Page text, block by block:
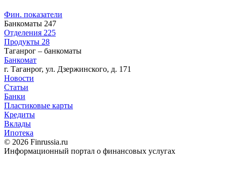
Фин. показатели
Банкоматы 247
Отделения 225
Продукты 28
Таганрог – банкоматы
Банкомат
г. Таганрог, ул. Дзержинского, д. 171
Новости
Статьи
Банки
Пластиковые карты
Кредиты
Вклады
Ипотека
© 2026 Finrussia.ru
Информационный портал о финансовых услугах